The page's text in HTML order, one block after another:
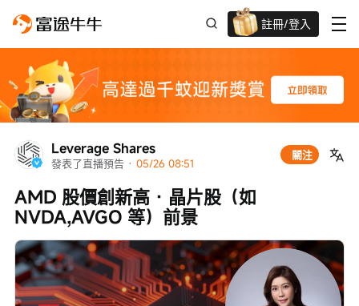
註冊/登入
迎新驚喜賞 股票/BTC等任你揀!
Leverage Shares
發表了直播預告 · 05/26 08:51
關注
AMD 股價創新高 · 晶片股（如
NVDA,AVGO 等）前景